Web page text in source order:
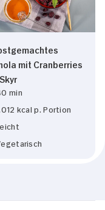
mit Cranberries
min
kcal p. Portion